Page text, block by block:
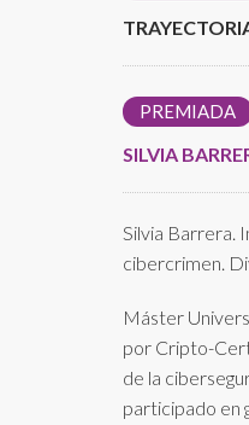
PREMIADA
SILVIA
Silvia Barrera.
cibercrimen.
Máster
por Cripto-
de la
participado en